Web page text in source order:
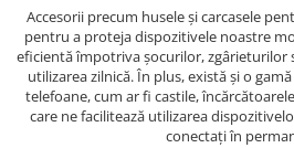
Accesorii precum husele și carcasele
pentru a proteja dispozitivele noastre
eficientă împotriva șocurilor, zgârieturilor
utilizarea zilnică. În plus, există și o
telefoane, cum ar fi castile,
care ne facilitează utilizarea
conectați în